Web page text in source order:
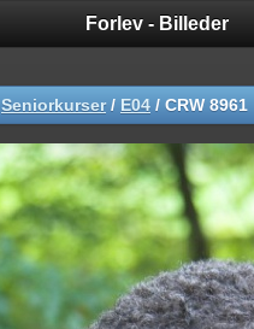
Forlev - Billeder
Seniorkurser/ E04 / CRW 8961